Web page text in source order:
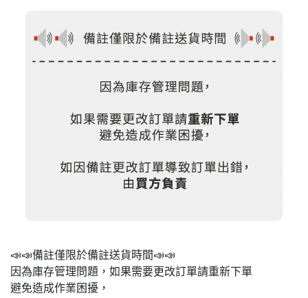
📣📣備註僅限於備註送貨時間📣📣
因為庫存管理問題，如果需要更改訂單請重新下單
避免造成作業困擾，